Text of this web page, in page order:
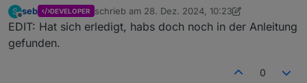
S
Offline
seb DEVELOPER schrieb am 28. Dez. 2024, 10:23
zuletzt editiert von seb
EDIT: Hat sich erledigt, habs doch noch in der Anleitung
gefunden.
0